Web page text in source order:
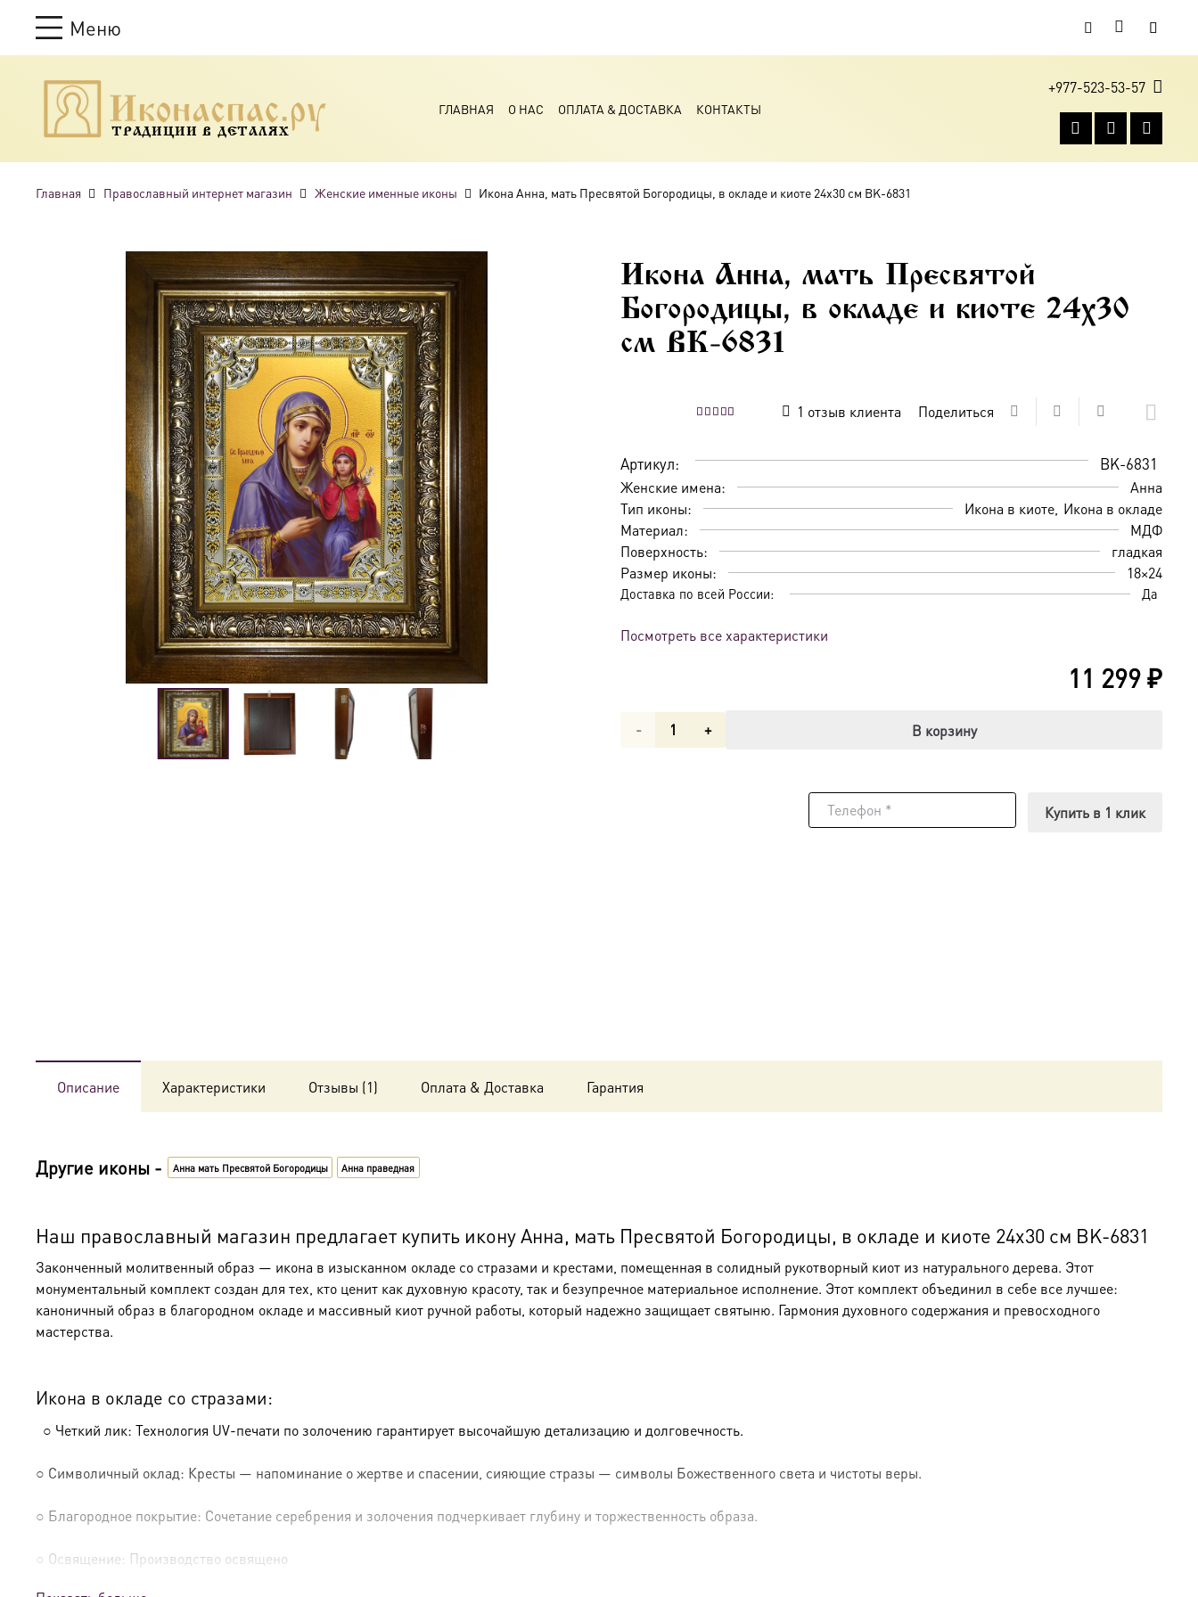
Меню
ТРАДИЦИИ В ДЕТАЛЯХ
ГЛАВНАЯ О НАС ОПЛАТА & ДОСТАВКА КОНТАКТЫ
+977-523-53-57
Главная Православный интернет магазин Женские именные иконы Икона Анна, мать Пресвятой Богородицы, в окладе и киоте 24х30 см BK-6831
Икона Анна, мать Пресвятой
Богородицы, в окладе и киоте 24х30
см BK-6831
1 отзыв клиента Поделиться
Артикул: BK-6831
Женские имена:
Анна
Тип иконы:
Икона в киоте Икона в окладе
Материал:
МДФ
Поверхность:
гладкая
Размер иконы:
18×24
Доставка по всей России: Да
Посмотреть все характеристики
11 299₽
Количество
киоте
6831
В корзину
Купить в 1 клик
Описание Характеристики Отзывы (1) Оплата & Доставка Гарантия
Другие иконы - Анна мать Пресвятой Богородицы Анна праведная
Наш православный магазин предлагает купить икону Анна, мать Пресвятой Богородицы, в окладе и киоте 24х30 см BK-6831
Законченный молитвенный образ — икона в изысканном окладе со стразами и крестами, помещенная в солидный рукотворный киот из натурального дерева. Этот
монументальный комплект создан для тех, кто ценит как духовную красоту, так и безупречное материальное исполнение. Этот комплект объединил в себе все лучшее:
каноничный образ в благородном окладе и массивный киот ручной работы, который надежно защищает святыню. Гармония духовного содержания и превосходного
мастерства.
Икона в окладе со стразами:
○ Четкий лик: Технология UV-печати по золочению гарантирует высочайшую детализацию и долговечность.
○ Символичный оклад: Кресты — напоминание о жертве и спасении, сияющие стразы — символы Божественного света и чистоты веры.
○ Благородное покрытие: Сочетание серебрения и золочения подчеркивает глубину и торжественность образа.
○ Освящение: Производство освящено